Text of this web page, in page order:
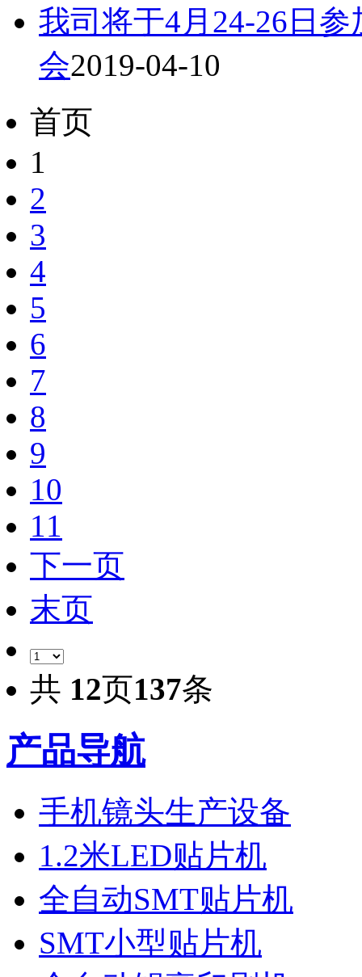
我司将于4月24-26日参
会2019-04-10
首页
1
2
3
4
5
6
7
8
9
10
11
下一页
末页
共 12页137条
产品导航
手机镜头生产设备
1.2米LED贴片机
全自动SMT贴片机
SMT小型贴片机